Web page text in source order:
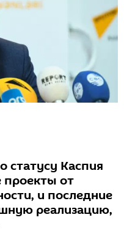
статусу Каспия
проекты от
и последние
реализацию,